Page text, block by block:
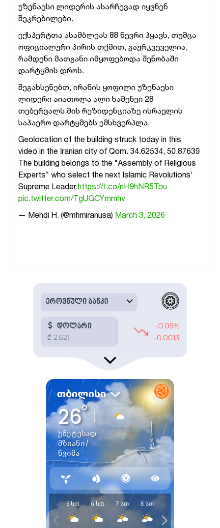
უზენაესი ლიდერის ასარჩევად იყვნენ
შეკრებილები.
ექსპერტთა ასამბლეას 88 წევრი ჰყავს, თუმცა
ოფიციალური პირის თქმით, გაურკვეველია,
რამდენი მათგანი იმყოფებოდა შენობაში
დარტყმის დროს.
შეგახსენებთ, ირანის ყოფილი უზენაესი
ლიდერი აიათოლა ალი ხამენეი 28
თებერვალს მის რეზიდენციაზე ისრაელის
საჰაერო დარტყმებს ემსხვერპლა.
Geolocation of the building struck today in this
video in the Iranian city of Qom. 34.62534, 50.87639
The building belongs to the "Assembly of Religious
Experts" who select the next Islamic Revolutions'
Supreme Leader.https://t.co/nH9hNR5Tou
pic.twitter.com/TgUGCYmmhv
— Mehdi H. (@mhmiranusa) March 3, 2026